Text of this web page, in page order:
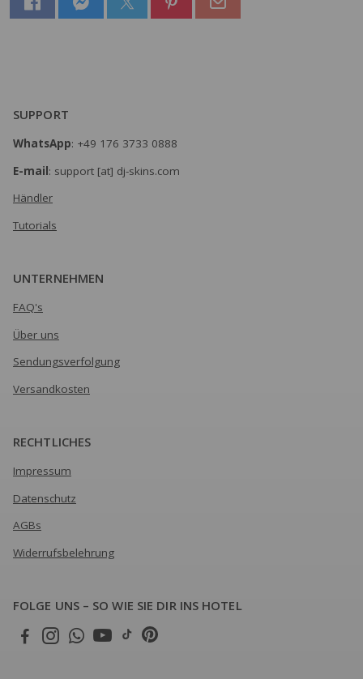
SUPPORT
WhatsApp: +49 176 3733 0888
E-mail: support [at] dj-skins.com
Händler
Tutorials
UNTERNEHMEN
FAQ's
Über uns
Sendungsverfolgung
Versandkosten
RECHTLICHES
Impressum
Datenschutz
AGBs
Widerrufsbelehrung
FOLGE UNS – SO WIE SIE DIR INS HOTEL